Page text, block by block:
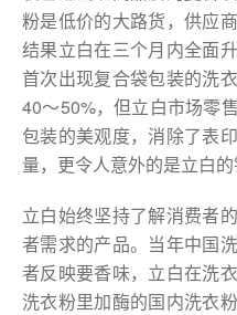
粉是低价的大路货，供应
结果立白在三个月内全面
首次出现复合袋包装的洗
40～50%，但立白市场零
包装的美观度，消除了表
量，更令人意外的是立白的
立白始终坚持了解消费者
者需求的产品。当年中国
者反映要香味，立白在洗
洗衣粉里加酶的国内洗衣